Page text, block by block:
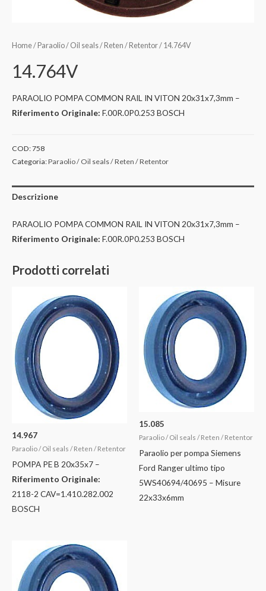
Home/ Paraolio / Oil seals / Reten / Retentor/ 14.764V
14.764V
PARAOLIO POMPA COMMON RAIL IN VITON 20x31x7,3mm –
Riferimento Originale: F.00R.0P0.253 BOSCH
COD:758
Categoria:Paraolio / Oil seals / Reten / Retentor
Descrizione
PARAOLIO POMPA COMMON RAIL IN VITON 20x31x7,3mm –
Riferimento Originale: F.00R.0P0.253 BOSCH
Prodotti correlati
14.967
Paraolio / Oil seals / Reten / Retentor
POMPA PE B 20x35x7 –
Riferimento Originale:
2118-2 CAV=1.410.282.002
BOSCH
15.085
Paraolio / Oil seals / Reten / Retentor
Paraolio per pompa Siemens
Ford Ranger ultimo tipo
5WS40694/40695 – Misure
22x33x6mm